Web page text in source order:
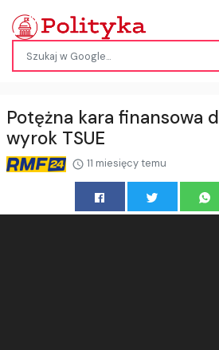
Potężna kara finansowa
wyrok TSUE
11 miesięcy temu